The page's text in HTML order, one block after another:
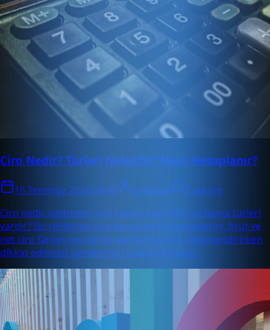
Ciro Nedir? Türleri Nelerdir? Nasıl Hesaplanır?
16 Temmuz 2026 09:40 Enabase
0 yorum
Ciro nedir, işletmeler için neden önemlidir ve hangi türleri
vardır? Bu rehberde ciro hesaplama yöntemlerini, brüt ve
net ciro farkını ve işletme performansını değerlendirirken
dikkat edilmesi gerekenleri özetle keşfedin.